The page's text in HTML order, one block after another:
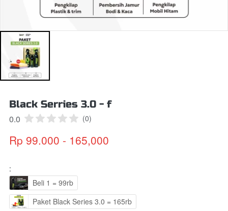
Black Serries 3.0 - f
0.0 (0)
Rp 99.000 - 165,000
:
Beli 1 = 99rb
Paket Black Series 3.0 = 165rb